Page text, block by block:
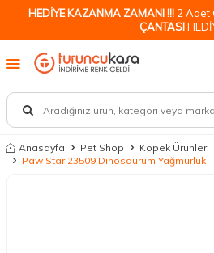
HEDİYE KAZANMA ZAMANI !!! 2 Adet
ÇANTASI
Anasayfa Pet Shop Köpek Ürünleri
Paw Star 23509 Dinosaurum Yağmurluk